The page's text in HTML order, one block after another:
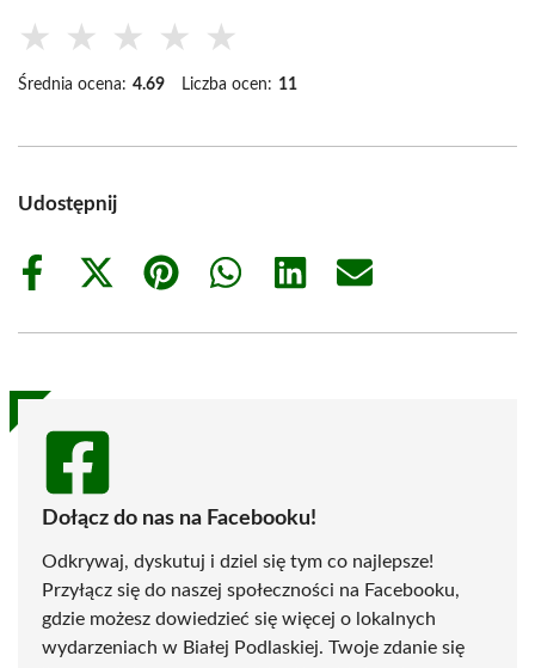
★ ★ ★ ★ ★
Średnia ocena: 4.69 Liczba ocen: 11
Udostępnij
Share
Share
(Twitter)
Share
Share
Share
Share
Dołącz do nas na Facebooku!
Odkrywaj, dyskutuj i dziel się tym co najlepsze!
Przyłącz się do naszej społeczności na Facebooku,
gdzie możesz dowiedzieć się więcej o lokalnych
wydarzeniach w Białej Podlaskiej. Twoje zdanie się